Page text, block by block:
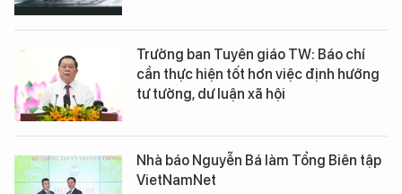
Trưởng ban Tuyên giáo TW: Báo chí
cần thực hiện tốt hơn việc định hướng
tư tưởng, dư luận xã hội
Nhà báo Nguyễn Bá làm Tổng Biên tập
VietNamNet